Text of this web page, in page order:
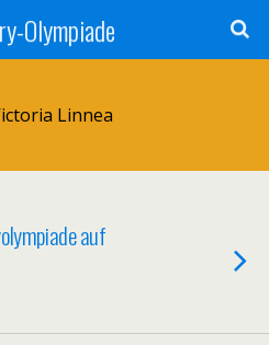
Olympiade
Linnea
auf